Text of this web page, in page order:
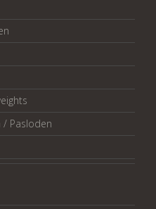
/ Pasloden